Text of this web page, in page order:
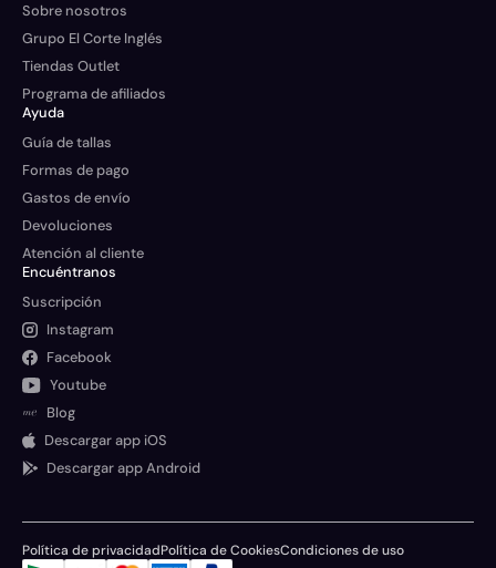
Sobre nosotros
Grupo El Corte Inglés
Tiendas Outlet
Programa de afiliados
Ayuda
Guía de tallas
Formas de pago
Gastos de envío
Devoluciones
Atención al cliente
Encuéntranos
Suscripción
Instagram
Facebook
Youtube
Blog
Descargar app iOS
Descargar app Android
Política de privacidadPolítica de CookiesCondiciones de uso